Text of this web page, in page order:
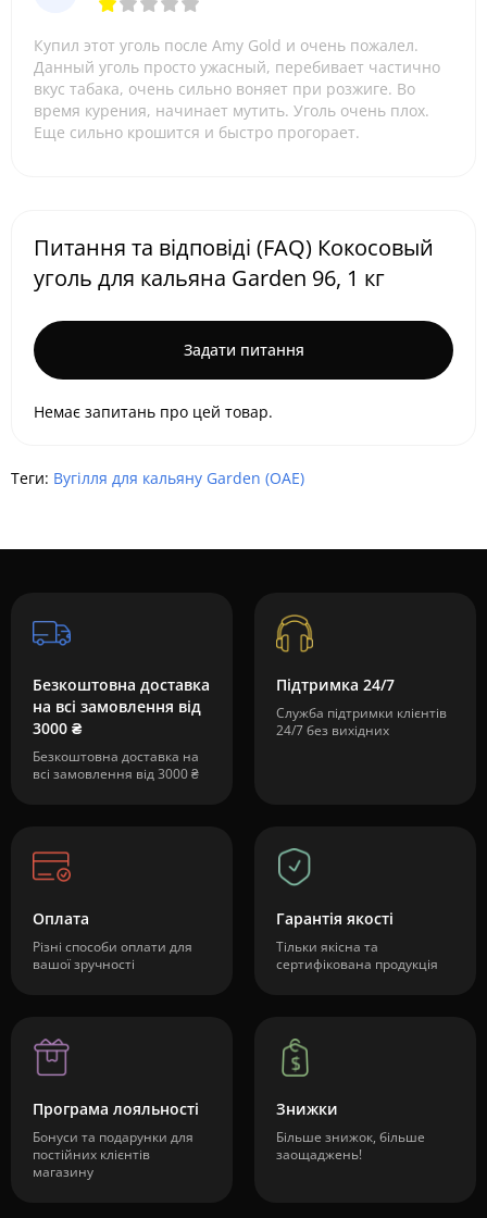
Купил этот уголь после Amy Gold и очень пожалел.
Данный уголь просто ужасный, перебивает частично
вкус табака, очень сильно воняет при розжиге. Во
время курения, начинает мутить. Уголь очень плох.
Еще сильно крошится и быстро прогорает.
Питання та відповіді (FAQ) Кокосовый
уголь для кальяна Garden 96, 1 кг
Задати питання
Немає запитань про цей товар.
Теги: Вугілля для кальяну Garden (ОАЕ)
Безкоштовна доставка
на всі замовлення від
3000 ₴
Безкоштовна доставка на
всі замовлення від 3000 ₴
Підтримка 24/7
Служба підтримки клієнтів
24/7 без вихідних
Оплата
Різні способи оплати для
вашої зручності
Гарантія якості
Тільки якісна та
сертифікована продукція
Програма лояльності
Бонуси та подарунки для
постійних клієнтів
магазину
Знижки
Більше знижок, більше
заощаджень!